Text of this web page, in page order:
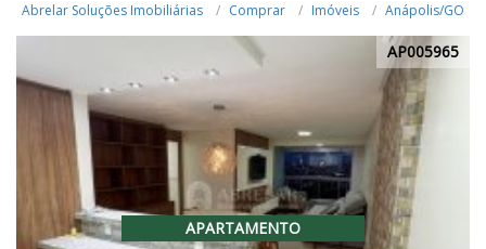
Abrelar Soluções Imobiliárias Comprar Imóveis Anápolis/GO
AP005965
APARTAMENTO